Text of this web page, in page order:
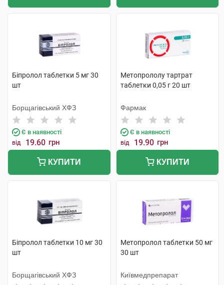
Біпролол таблетки 5 мг 30
шт
Борщагівський ХФЗ
Є в наявності
від 19.60 грн
КУПИТИ
Метопрололу тартрат
таблетки 0,05 г 20 шт
Фармак
Є в наявності
від 19.90 грн
КУПИТИ
Біпролол таблетки 10 мг 30
шт
Борщагівський ХФЗ
Метопролол таблетки 50 мг
30 шт
Київмедпрепарат